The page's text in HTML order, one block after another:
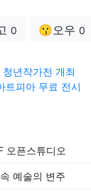
0 😗오우 0
년작가전 개최
트피아 무료 전시
오픈스튜디오
예술의 변주